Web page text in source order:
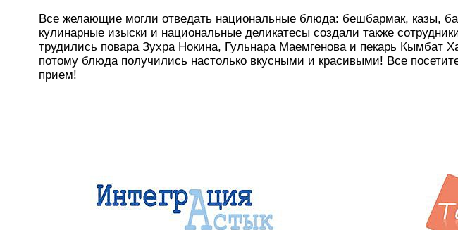
Все желающие могли отведать национальные блюда: бешбармак, казы,
кулинарные изыски и национальные деликатесы создали также
трудились повара Зухра Нокина, Гульнара Маемгенова и пекарь
потому блюда получились настолько вкусными и красивыми! Все
прием!